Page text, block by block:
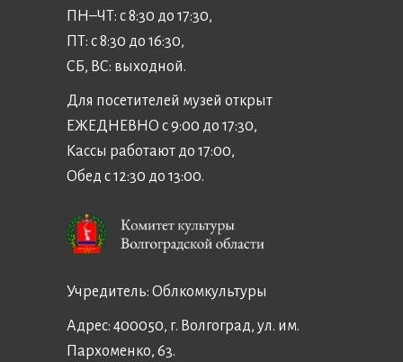
ПН–ЧТ: с 8:30 до 17:30,
ПТ: с 8:30 до 16:30,
СБ, ВС: выходной.
Для посетителей музей открыт
ЕЖЕДНЕВНО с 9:00 до 17:30,
Кассы работают до 17:00,
Обед с 12:30 до 13:00.
Учредитель: Облкомкультуры
Адрес: 400050, г. Волгоград, ул. им.
Пархоменко, 63.